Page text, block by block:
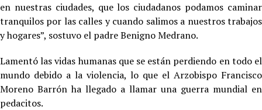
en nuestras ciudades, que los ciudadanos podamos caminar
tranquilos por las calles y cuando salimos a nuestros trabajos
y hogares”, sostuvo el padre Benigno Medrano.
Lamentó las vidas humanas que se están perdiendo en todo el
mundo debido a la violencia, lo que el Arzobispo Francisco
Moreno Barrón ha llegado a llamar una guerra mundial en
pedacitos.